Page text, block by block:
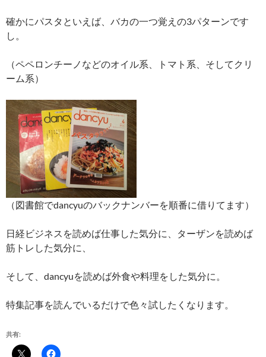
確かにパスタといえば、バカの一つ覚えの3パターンです
し。
（ペペロンチーノなどのオイル系、トマト系、そしてクリ
ーム系）
（図書館でdancyuのバックナンバーを順番に借りてます）
日経ビジネスを読めば仕事した気分に、ターザンを読めば
筋トレした気分に、
そして、dancyuを読めば外食や料理をした気分に。
特集記事を読んでいるだけで色々試したくなります。
共有: